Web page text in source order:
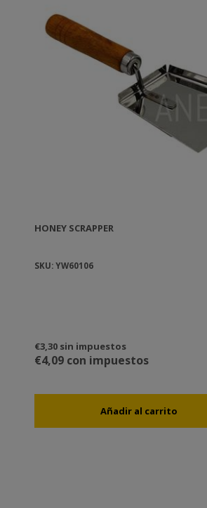
HONEY SCRAPPER
SKU: YW60106
€3,30 sin impuestos
€4,09 con impuestos